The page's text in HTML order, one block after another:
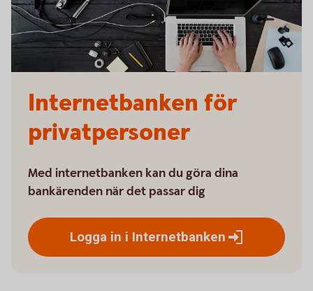
Internetbanken för
privatpersoner
Med internetbanken kan du göra dina
bankärenden när det passar dig
Logga in i Internetbanken